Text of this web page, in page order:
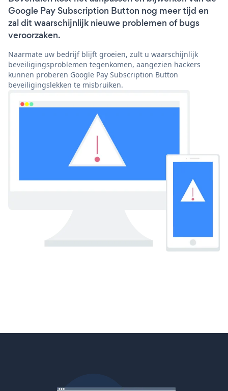
Google Pay Subscription Button nog meer tijd en
zal dit waarschijnlijk nieuwe problemen of bugs
veroorzaken.
Naarmate uw bedrijf blijft groeien, zult u waarschijnlijk
beveiligingsproblemen tegenkomen, aangezien hackers
kunnen proberen Google Pay Subscription Button
beveiligingslekken te misbruiken.